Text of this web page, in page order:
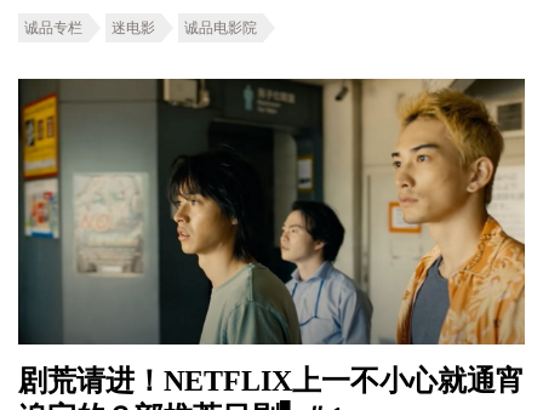
诚品专栏 迷电影 诚品电影院
剧荒请进！NETFLIX上一不小心就通宵